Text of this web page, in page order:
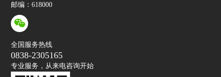
邮编：618000
全国服务热线
0838-2305165
专业服务，从来电咨询开始